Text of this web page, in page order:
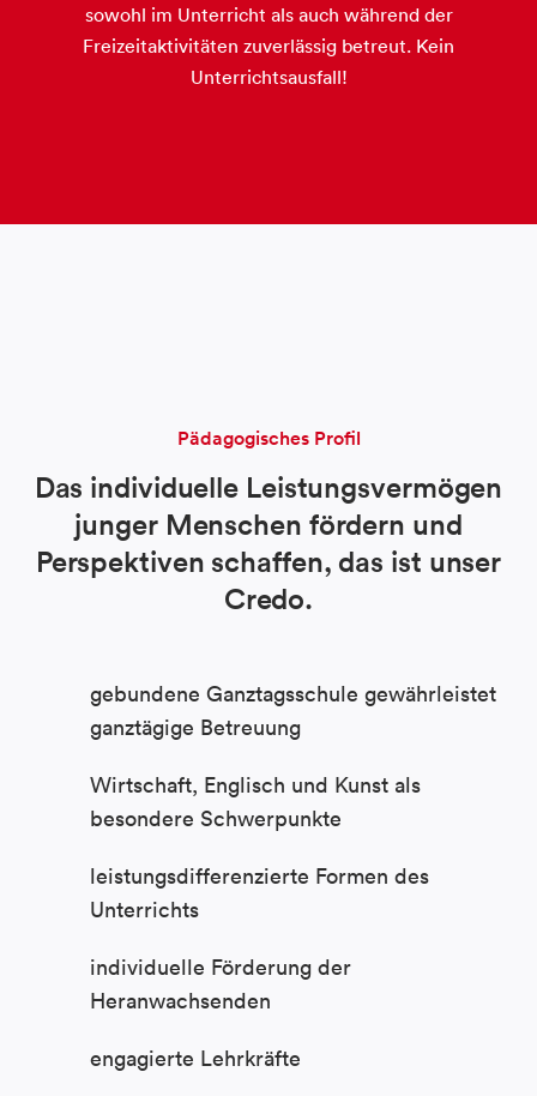
sowohl im Unterricht als auch während der
Freizeitaktivitäten zuverlässig betreut. Kein
Unterrichtsausfall!
Pädagogisches Profil
Das individuelle Leistungsvermögen
junger Menschen fördern und
Perspektiven schaffen, das ist unser
Credo.
gebundene Ganztagsschule gewährleistet
ganztägige Betreuung
Wirtschaft, Englisch und Kunst als
besondere Schwerpunkte
leistungsdifferenzierte Formen des
Unterrichts
individuelle Förderung der
Heranwachsenden
engagierte Lehrkräfte